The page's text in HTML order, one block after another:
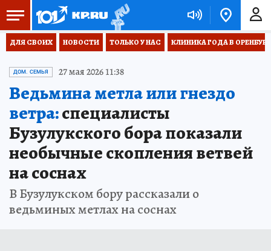
ДЛЯ СВОИХ НОВОСТИ ТОЛЬКО У НАС КЛИНИКА ГОДА В
ДОМ. СЕМЬЯ 27 мая 2026 11:38
Ведьмина метла или гнездо
ветра:специалисты
Бузулукского бора показали
необычные скопления ветвей
на соснах
В Бузулукском бору рассказали о
ведьминых метлах на соснах